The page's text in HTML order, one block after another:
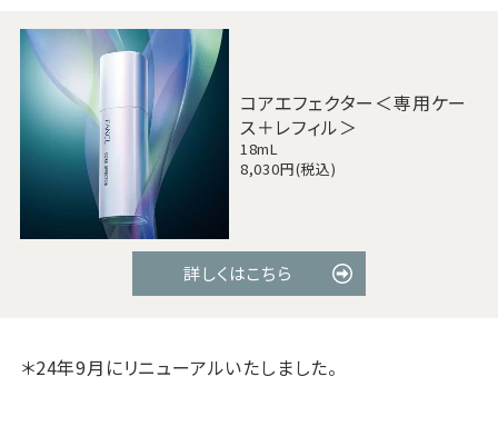
コアエフェクター＜専用ケー
ス＋レフィル＞
18mL
8,030円(税込)
詳しくはこちら
＊24年9月にリニューアルいたしました。